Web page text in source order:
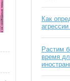
Как
Растим
время